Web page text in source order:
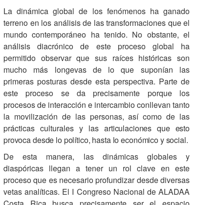
La dinámica global de los fenómenos ha ganado
terreno en los análisis de las transformaciones que el
mundo contemporáneo ha tenido. No obstante, el
análisis diacrónico de este proceso global ha
permitido observar que sus raíces históricas son
mucho más longevas de lo que suponían las
primeras posturas desde esta perspectiva. Parte de
este proceso se da precisamente porque los
procesos de interacción e intercambio conllevan tanto
la movilización de las personas, así como de las
prácticas culturales y lasarticulaciones que esto
provoca desde lo político, hasta lo económico y social.
De esta manera, las dinámicas globales y
diaspóricas llegan a tener un rol clave en este
proceso que es necesario profundizar desde diversas
vetas analíticas. El I Congreso Nacional de ALADAA